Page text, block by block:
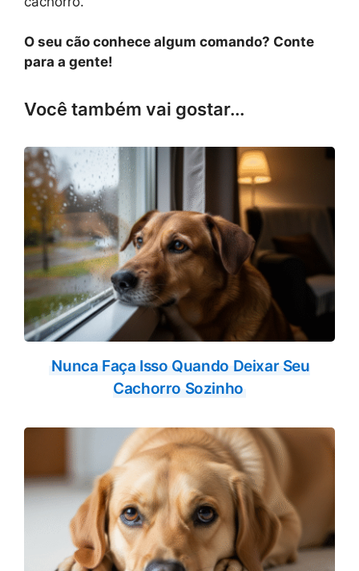
O seu cão conhece algum comando? Conte
para a gente!
Você também vai gostar...
Nunca Faça Isso Quando Deixar Seu
Cachorro Sozinho